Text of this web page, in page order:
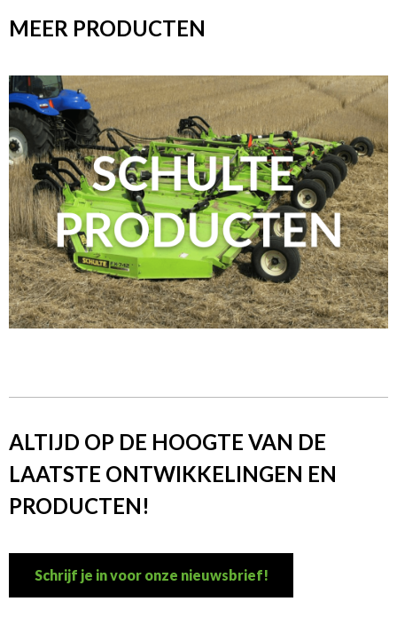
MEER PRODUCTEN
ALTIJD OP DE HOOGTE VAN DE
LAATSTE ONTWIKKELINGEN EN
PRODUCTEN!
Schrijf je in voor onze nieuwsbrief!